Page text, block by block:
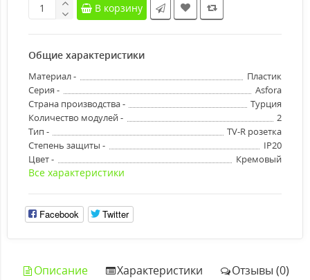
В корзину
Общие характеристики
Материал -
Пластик
Серия -
Asfora
Страна производства -
Турция
Количество модулей -
2
Тип -
TV-R розетка
Степень защиты -
IP20
Цвет -
Кремовый
Все характеристики
Facebook Twitter
Описание Характеристики
Отзывы (0)